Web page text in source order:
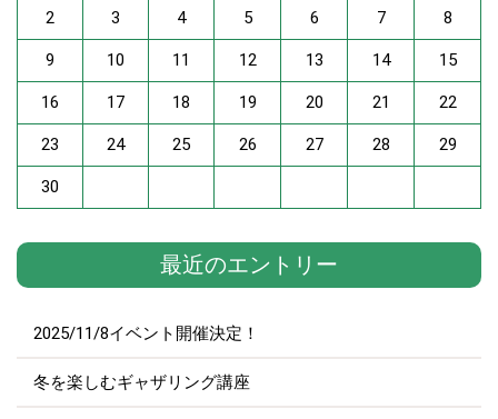
2 3 4 5 6 7 8
9 10 11 12 13 14 15
16 17 18 19 20 21 22
23 24 25 26 27 28 29
30
最近のエントリー
2025/11/8イベント開催決定！
冬を楽しむギャザリング講座